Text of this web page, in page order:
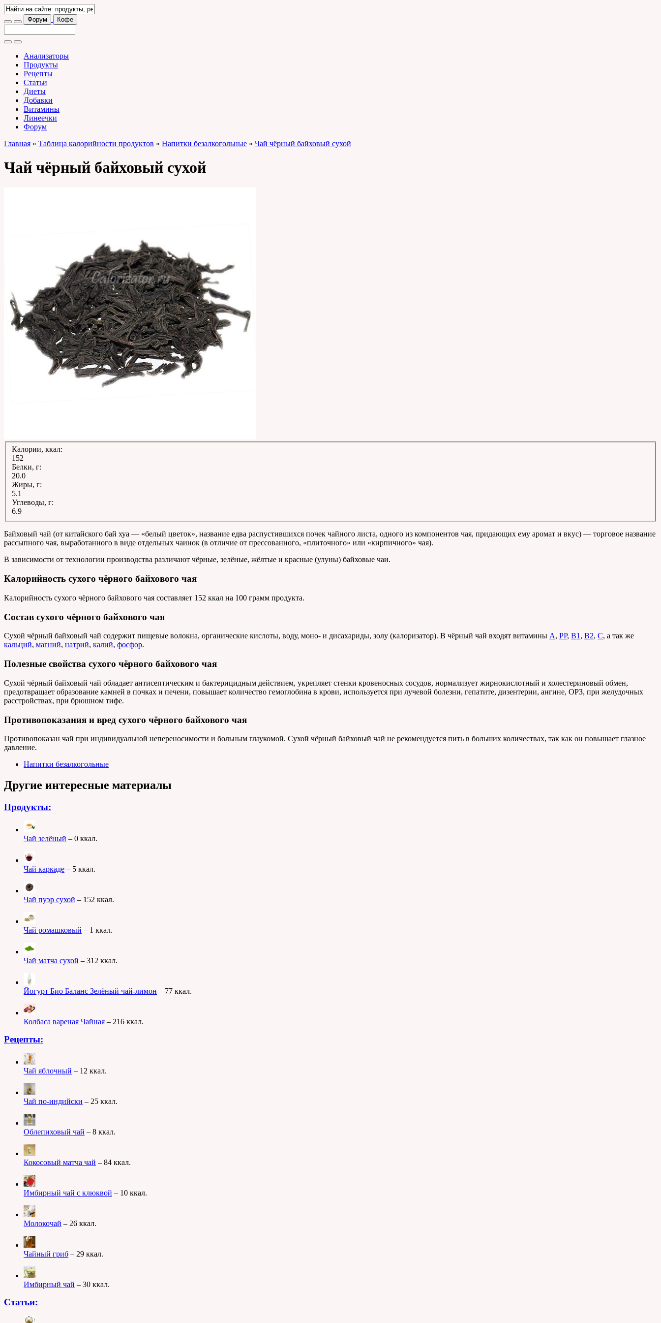
Форум Кофе
Анализаторы
Продукты
Рецепты
Статьи
Диеты
Добавки
Витамины
Линеечки
Форум
Главная » Таблица калорийности продуктов » Напитки безалкогольные » Чай чёрный байховый сухой
Чай чёрный байховый сухой
Калории, ккал:
152
Белки, г:
20.0
Жиры, г:
5.1
Углеводы, г:
6.9
Байховый чай (от китайского бай хуа — «белый цветок», название едва распустившихся почек чайного листа, одного из компонентов чая, придающих ему аромат и вкус) — торговое название
рассыпного чая, выработанного в виде отдельных чаинок (в отличие от прессованного, «плиточного» или «кирпичного» чая).
В зависимости от технологии производства различают чёрные, зелёные, жёлтые и красные (улуны) байховыe чаи.
Калорийность сухого чёрного байхового чая
Калорийность сухого чёрного байхового чая составляет 152 ккал на 100 грамм продукта.
Состав сухого чёрного байхового чая
Сухой чёрный байховый чай содержит пищевые волокна, органические кислоты, воду, моно- и дисахариды, золу (калоризатор). В чёрный чай входят витамины А, РР, В1 , В2, С, а так же
кальций, магний, натрий, калий, фосфор.
Полезные свойства сухого чёрного байхового чая
Сухой чёрный байховый чай обладает антисептическим и бактерицидным действием, укрепляет стенки кровеносных сосудов, нормализует жирнокислотный и холестериновый обмен,
предотвращает образование камней в почках и печени, повышает количество гемоглобина в крови, используется при лучевой болезни, гепатите, дизентерии, ангине, ОРЗ, при желудочных
расстройствах, при брюшном тифе.
Противопоказания и вред сухого чёрного байхового чая
Противопоказан чай при индивидуальной непереносимости и больным глаукомой. Сухой чёрный байховый чай не рекомендуется пить в больших количествах, так как он повышает глазное
давление.
Напитки безалкогольные
Другие интересные материалы
Продукты:
Чай зелёный – 0 ккал.
Чай каркаде – 5 ккал.
Чай пуэр сухой – 152 ккал.
Чай ромашковый – 1 ккал.
Чай матча сухой – 312 ккал.
Йогурт Био Баланс Зелёный чай-лимон – 77 ккал.
Колбаса вареная Чайная – 216 ккал.
Рецепты:
Чай яблочный – 12 ккал.
Чай по-индийски – 25 ккал.
Облепиховый чай – 8 ккал.
Кокосовый матча чай – 84 ккал.
Имбирный чай с клюквой – 10 ккал.
Молокочай – 26 ккал.
Чайный гриб – 29 ккал.
Имбирный чай – 30 ккал.
Статьи: